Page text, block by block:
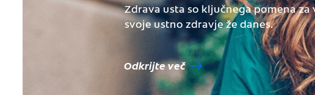
Zdrava usta so ključnega pomena
svoje ustno zdravje že danes.
Odkrijte več